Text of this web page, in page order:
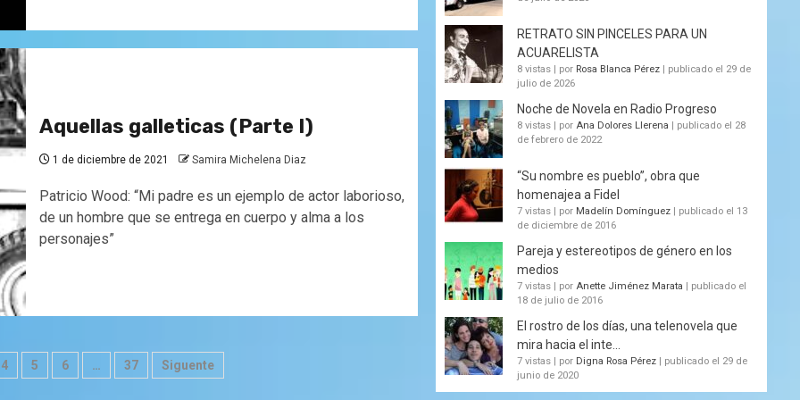
Aquellas galleticas (Parte I)
1 de diciembre de 2021 Samira Michelena Diaz
Patricio Wood: “Mi padre es un ejemplo de actor laborioso,
de un hombre que se entrega en cuerpo y alma a los
personajes”
4 5 6 … 37 Siguente
RETRATO SIN PINCELES PARA UN
ACUARELISTA
8 vistas | por Rosa Blanca Pérez | publicado el 29 de
julio de 2026
Noche de Novela en Radio Progreso
8 vistas | por Ana Dolores Llerena | publicado el 28
de febrero de 2022
“Su nombre es pueblo”, obra que
homenajea a Fidel
7 vistas | por Madelín Domínguez | publicado el 13
de diciembre de 2016
Pareja y estereotipos de género en los
medios
7 vistas | por Anette Jiménez Marata | publicado el
18 de julio de 2016
El rostro de los días, una telenovela que
mira hacia el inte...
7 vistas | por Digna Rosa Pérez | publicado el 29 de
junio de 2020